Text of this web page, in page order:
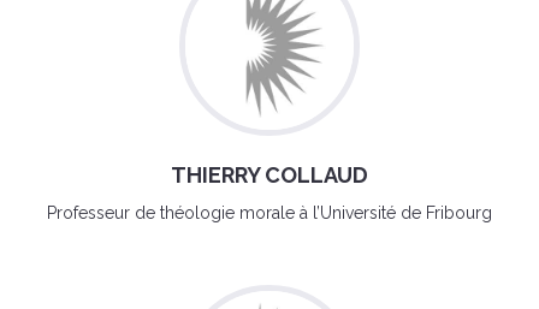
THIERRY COLLAUD
Professeur de théologie morale à l’Université de Fribourg